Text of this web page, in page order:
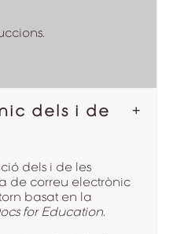
dels i de
dels i de les
de correu electrònic
basat en la
for Education.